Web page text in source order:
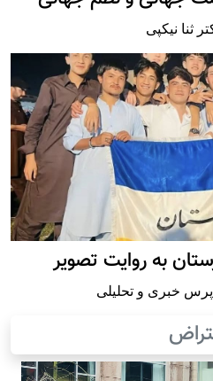
ثنا نیکپی
به روایت تصویر
خبری و تحلیلی